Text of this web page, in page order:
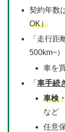
契約年数
OK）
「走行距
500km~）
車を
「 車手続
車検
など
任意